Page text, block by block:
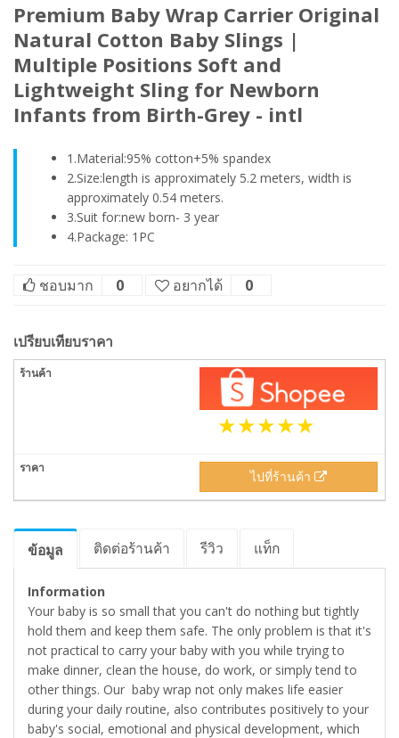
Premium Baby Wrap Carrier Original
Natural Cotton Baby Slings |
Multiple Positions Soft and
Lightweight Sling for Newborn
Infants from Birth-Grey - intl
1.Material:95% cotton+5% spandex
2.Size:length is approximately 5.2 meters, width is
approximately 0.54 meters.
3.Suit for:new born- 3 year
4.Package: 1PC
ชอบมาก 0 อยากได้ 0
เปรียบเทียบราคา
ไปที่ร้านค้า
ข้อมูล ติดต่อร้านค้า รีวิว แท็ก
Information
Your baby is so small that you can't do nothing but tightly
hold them and keep them safe. The only problem is that it's
not practical to carry your baby with you while trying to
make dinner, clean the house, do work, or simply tend to
other things. Our baby wrap not only makes life easier
during your daily routine, also contributes positively to your
baby's social, emotional and physical development, which